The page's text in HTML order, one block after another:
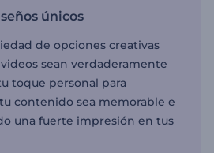
únicos
de opciones creativas
sean verdaderamente
toque personal para
contenido sea memorable e
una fuerte impresión en tus